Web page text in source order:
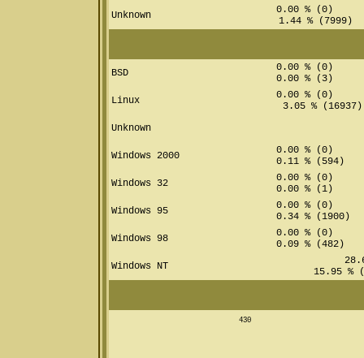
Unknown
0.00 % (0)
1.44 % (7999)
BSD
0.00 % (0)
0.00 % (3)
Linux
0.00 % (0)
3.05 % (16937)
Unknown
Windows 2000
0.00 % (0)
0.11 % (594)
Windows 32
0.00 % (0)
0.00 % (1)
Windows 95
0.00 % (0)
0.34 % (1900)
Windows 98
0.00 % (0)
0.09 % (482)
Windows NT
15.95 %
430